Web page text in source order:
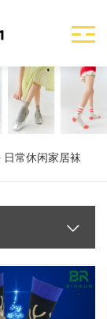
日常休闲家居袜